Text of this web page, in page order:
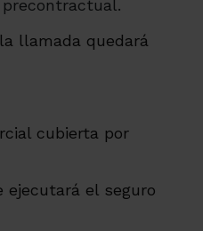
llamada quedará
cubierta por
ejecutará el seguro